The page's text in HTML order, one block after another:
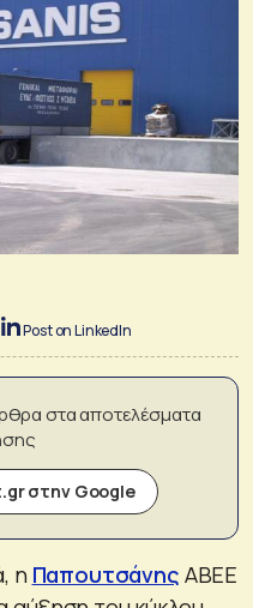
Post on LinkedIn
στα αποτελέσματα
στην Google
η Παπουτσάνης ΑΒΕΕ